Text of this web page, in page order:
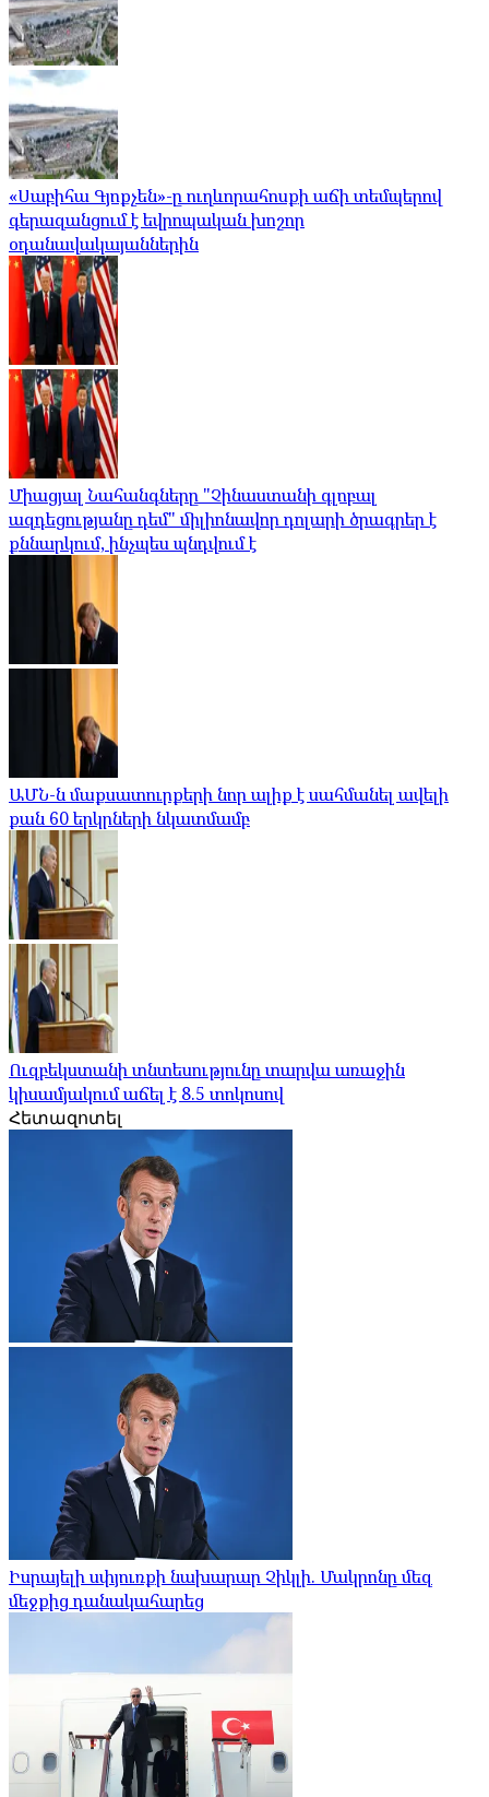
«Սաբիհա Գյոքչեն»-ը ուղևորահոսքի աճի տեմպերով
գերազանցում է եվրոպական խոշոր
օդանավակայաններին
Միացյալ Նահանգները "Չինաստանի գլոբալ
ազդեցությանը դեմ" միլիոնավոր դոլարի ծրագրեր է
քննարկում, ինչպես պնդվում է
ԱՄՆ-ն մաքսատուրքերի նոր ալիք է սահմանել ավելի
քան 60 երկրների նկատմամբ
Ուզբեկստանի տնտեսությունը տարվա առաջին
կիսամյակում աճել է 8.5 տոկոսով
Հետազոտել
Իսրայելի սփյուռքի նախարար Չիկլի. Մակրոնը մեզ
մեջքից դանակահարեց